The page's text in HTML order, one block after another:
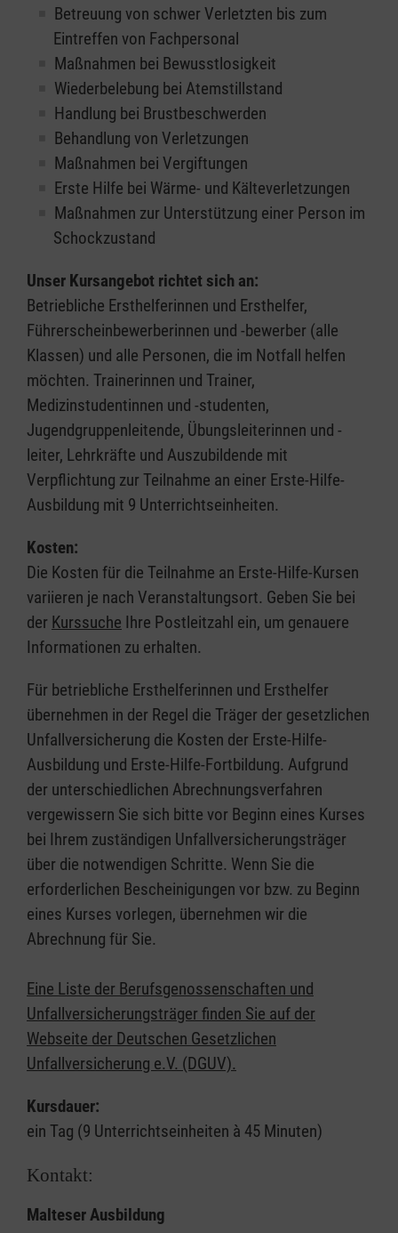
Betreuung von schwer Verletzten bis zum
Eintreffen von Fachpersonal
Maßnahmen bei Bewusstlosigkeit
Wiederbelebung bei Atemstillstand
Handlung bei Brustbeschwerden
Behandlung von Verletzungen
Maßnahmen bei Vergiftungen
Erste Hilfe bei Wärme- und Kälteverletzungen
Maßnahmen zur Unterstützung einer Person im
Schockzustand
Unser Kursangebot richtet sich an:
Betriebliche Ersthelferinnen und Ersthelfer,
Führerscheinbewerberinnen und -bewerber (alle
Klassen) und alle Personen, die im Notfall helfen
möchten. Trainerinnen und Trainer,
Medizinstudentinnen und -studenten,
Jugendgruppenleitende, Übungsleiterinnen und -
leiter, Lehrkräfte und Auszubildende mit
Verpflichtung zur Teilnahme an einer Erste-Hilfe-
Ausbildung mit 9 Unterrichtseinheiten.
Kosten:
Die Kosten für die Teilnahme an Erste-Hilfe-Kursen
variieren je nach Veranstaltungsort. Geben Sie bei
der Kurssuche Ihre Postleitzahl ein, um genauere
Informationen zu erhalten.
Für betriebliche Ersthelferinnen und Ersthelfer
übernehmen in der Regel die Träger der gesetzlichen
Unfallversicherung die Kosten der Erste-Hilfe-
Ausbildung und Erste-Hilfe-Fortbildung. Aufgrund
der unterschiedlichen Abrechnungsverfahren
vergewissern Sie sich bitte vor Beginn eines Kurses
bei Ihrem zuständigen Unfallversicherungsträger
über die notwendigen Schritte. Wenn Sie die
erforderlichen Bescheinigungen vor bzw. zu Beginn
eines Kurses vorlegen, übernehmen wir die
Abrechnung für Sie.
Eine Liste der Berufsgenossenschaften und
Unfallversicherungsträger finden Sie auf der
Webseite der Deutschen Gesetzlichen
Unfallversicherung e.V. (DGUV).
Kursdauer:
ein Tag (9 Unterrichtseinheiten à 45 Minuten)
Kontakt:
Malteser Ausbildung